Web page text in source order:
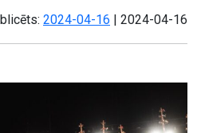
2024-04-16 Atjaunots:
2024-04-16